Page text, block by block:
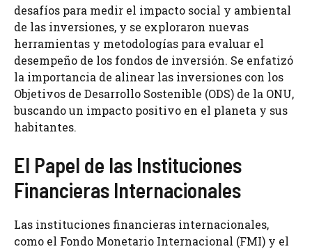
desafíos para medir el impacto social y ambiental
de las inversiones, y se exploraron nuevas
herramientas y metodologías para evaluar el
desempeño de los fondos de inversión. Se enfatizó
la importancia de alinear las inversiones con los
Objetivos de Desarrollo Sostenible (ODS) de la ONU,
buscando un impacto positivo en el planeta y sus
habitantes.
El Papel de las Instituciones
Financieras Internacionales
Las instituciones financieras internacionales,
como el Fondo Monetario Internacional (FMI) y el